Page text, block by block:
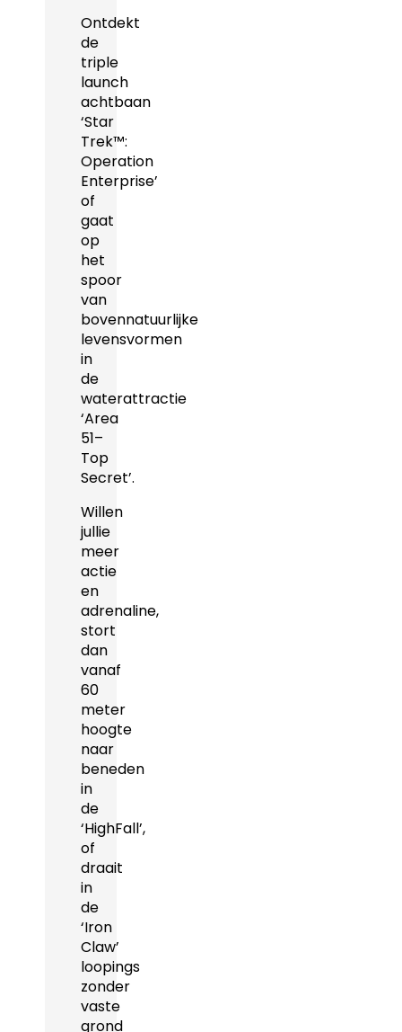
Ontdekt
de
triple
launch
achtbaan
‘Star
Trek™:
Operation
Enterprise’
of
gaat
op
het
spoor
van
bovennatuurlijke
levensvormen
in
de
waterattractie
‘Area
51–
Top
Secret’.
Willen
jullie
meer
actie
en
adrenaline,
stort
dan
vanaf
60
meter
hoogte
naar
beneden
in
de
‘HighFall’,
of
draait
in
de
‘Iron
Claw’
loopings
zonder
vaste
grond